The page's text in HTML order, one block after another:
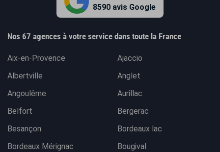
8590 avis Google
Nos 67 agences à votre service dans toute la France
Aix-en-Provence
Ajaccio
Albertville
Anglet
Angoulême
Aurillac
Belfort
Bergerac
Besançon
Bordeaux lac
Bordeaux Mérignac
Bougival